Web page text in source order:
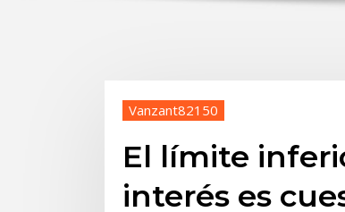
Vanzant82150
El límite
interés es